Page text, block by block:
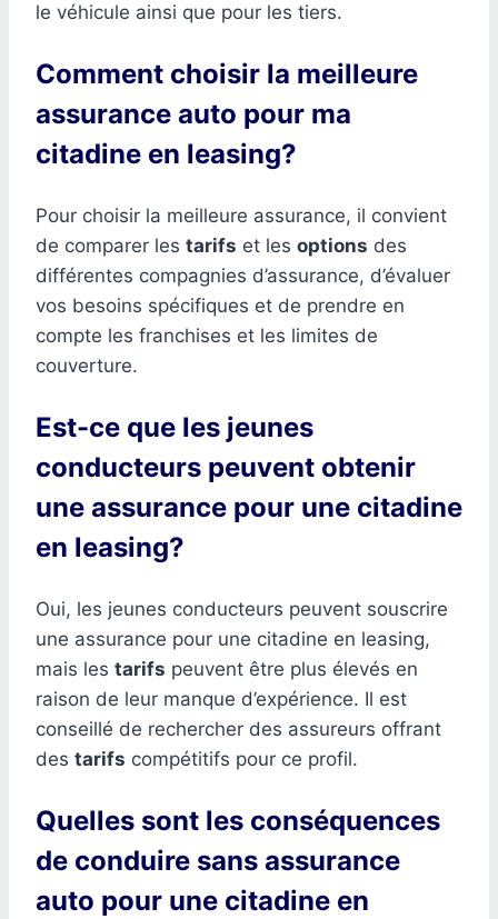
le véhicule ainsi que pour les tiers.
Comment choisir la meilleure
assurance auto pour ma
citadine en leasing?
Pour choisir la meilleure assurance, il convient
de comparer les tarifs et les options des
différentes compagnies d’assurance, d’évaluer
vos besoins spécifiques et de prendre en
compte les franchises et les limites de
couverture.
Est-ce que les jeunes
conducteurs peuvent obtenir
une assurance pour une citadine
en leasing?
Oui, les jeunes conducteurs peuvent souscrire
une assurance pour une citadine en leasing,
mais les tarifs peuvent être plus élevés en
raison de leur manque d’expérience. Il est
conseillé de rechercher des assureurs offrant
des tarifs compétitifs pour ce profil.
Quelles sont les conséquences
de conduire sans assurance
auto pour une citadine en